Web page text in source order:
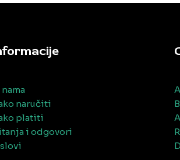
nama
naručiti
platiti
i odgovori